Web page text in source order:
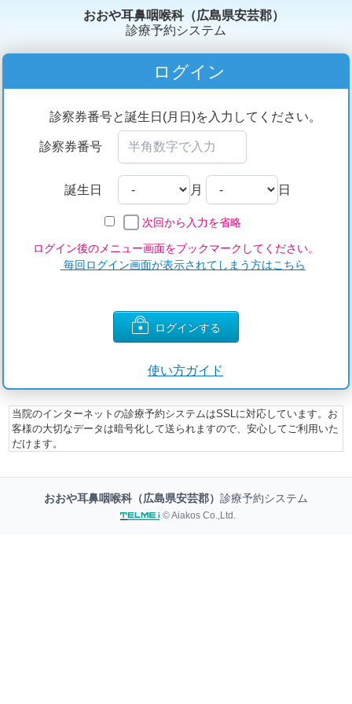
おおや耳鼻咽喉科（広島県安芸郡）
診療予約システム
ログイン
診察券番号と誕生日(月日)を入力してください。
診察券番号
誕生日 月 日
次回から入力を省略
ログイン後のメニュー画面をブックマークしてください。
毎回ログイン画面が表示されてしまう方はこちら
ログインする
使い方ガイド
当院のインターネットの診療予約システムはSSLに対応しています。お
客様の大切なデータは暗号化して送られますので、安心してご利用いた
だけます。
おおや耳鼻咽喉科（広島県安芸郡） 診療予約システム
© Aiakos Co.,Ltd.